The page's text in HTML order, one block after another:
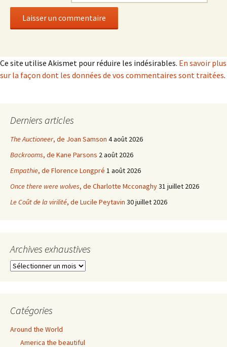
Ce site utilise Akismet pour réduire les indésirables. En savoir plus
sur la façon dont les données de vos commentaires sont traitées.
Derniers articles
The Auctioneer, de Joan Samson 4 août 2026
Backrooms, de Kane Parsons 2 août 2026
Empathie, de Florence Longpré 1 août 2026
Once there were wolves, de Charlotte Mcconaghy31 juillet 2026
Le Coût de la virilité, de Lucile Peytavin 30 juillet 2026
Archives exhaustives
Archives
Catégories
Around the World
America the beautiful